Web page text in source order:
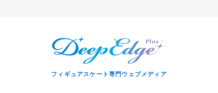
フィギュアスケート専門ウェブメディア